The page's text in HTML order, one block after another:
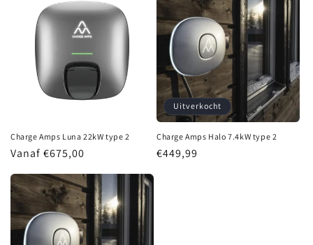
Charge Amps Luna 22kW type 2
Normale prijs
Vanaf €675,00
Uitverkocht
Charge Amps Halo 7.4kW type 2
Normale prijs
€449,99